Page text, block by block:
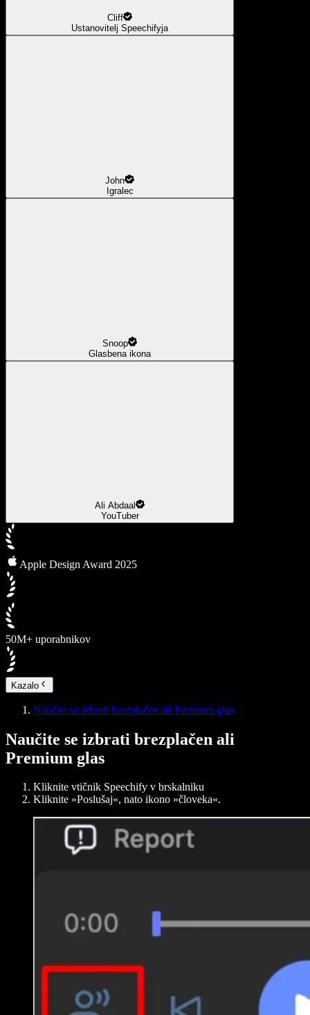
Cliff
Ustanovitelj Speechifyja
John
Igralec
Snoop
Glasbena ikona
Ali Abdaal
YouTuber
Apple Design Award 2025
50M+ uporabnikov
Kazalo
Naučite se izbrati brezplačen ali Premium glas
Naučite se izbrati brezplačen ali
Premium glas
Kliknite vtičnik Speechify v brskalniku
Kliknite »Poslušaj«, nato ikono »človeka«.